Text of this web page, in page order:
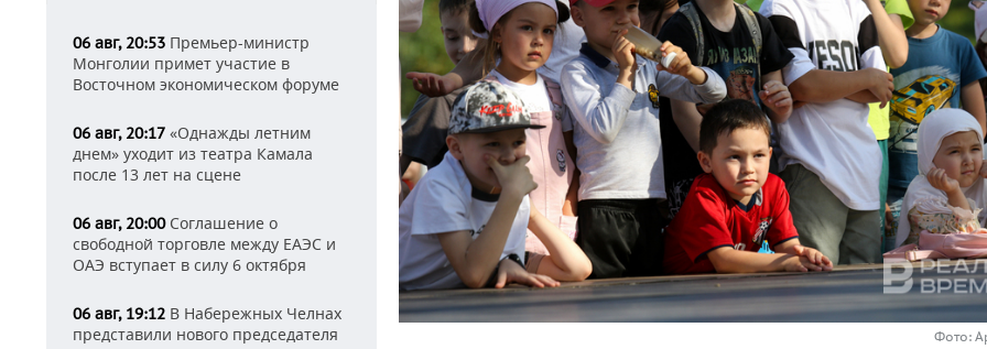
06 авг, 20:53 Премьер-министр
Монголии примет участие в
Восточном экономическом форуме
06 авг, 20:17 «Однажды летним
днем» уходит из театра Камала
после 13 лет на сцене
06 авг, 20:00Соглашение о
свободной торговле между ЕАЭС и
ОАЭ вступает в силу 6 октября
06 авг, 19:12 В Набережных Челнах
представили нового председателя
Фото: